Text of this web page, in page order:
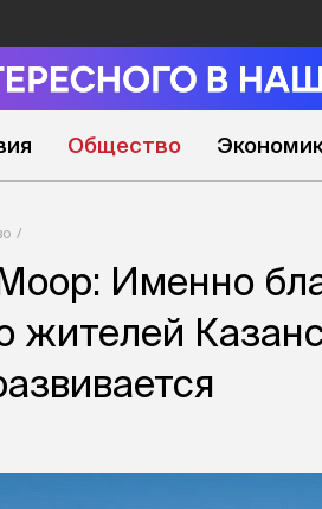
Общество
Именно
жителей